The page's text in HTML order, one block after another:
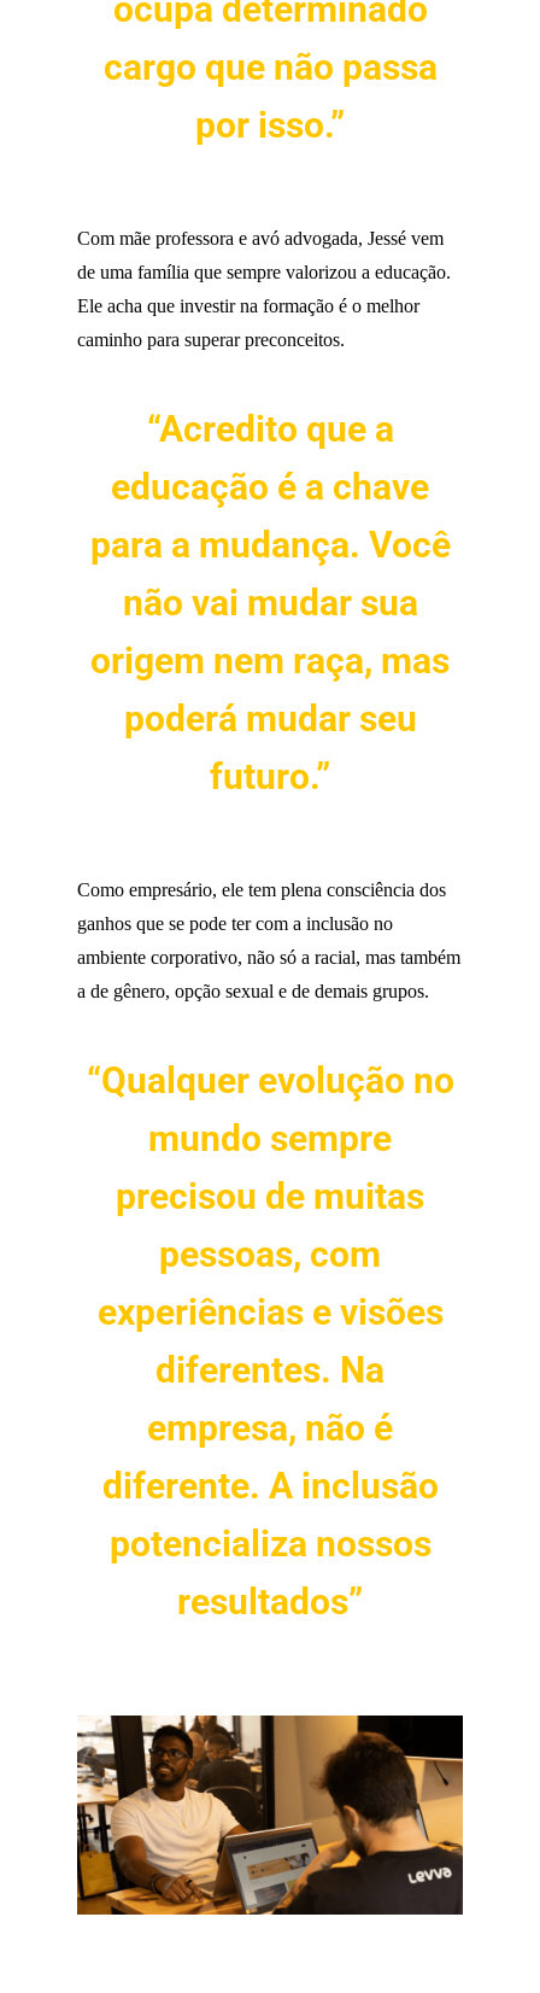
ocupa determinado
cargo que não passa
por isso.”
Com mãe professora e avó advogada, Jessé vem
de uma família que sempre valorizou a educação.
Ele acha que investir na formação é o melhor
caminho para superar preconceitos.
“Acredito que a
educação é a chave
para a mudança. Você
não vai mudar sua
origem nem raça, mas
poderá mudar seu
futuro.”
Como empresário, ele tem plena consciência dos
ganhos que se pode ter com a inclusão no
ambiente corporativo, não só a racial, mas também
a de gênero, opção sexual e de demais grupos.
“Qualquer evolução no
mundo sempre
precisou de muitas
pessoas, com
experiências e visões
diferentes. Na
empresa, não é
diferente. A inclusão
potencializa nossos
resultados”